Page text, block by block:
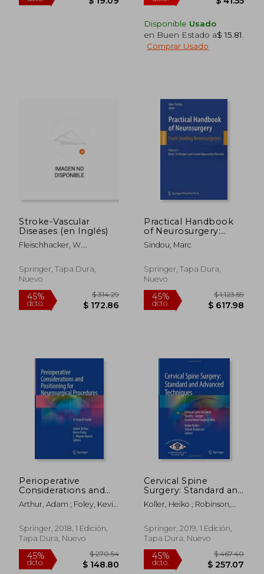
Disponible Usado
en Buen Estado a$ 15.81
Comprar Usado
Stroke-Vascular
Diseases (en Inglés)
Fleischhacker, W.
Springer, Tapa Dura,
Nuevo
45%
dcto. $ 172.86
Practical Handbook
of Neurosurgery:
From Leading
Neurosurgeons (en
Sindou, Marc
Springer, Tapa Dura,
Nuevo
45%
dcto.
Perioperative
Considerations and
Positioning for
Neurosurgical
Guide (en Inglés)
Arthur, Adam ; Foley, Kevin
Springer, 2018, 1 Edición,
Tapa Dura, Nuevo
Cervical Spine
Surgery: Standard and
Advanced Techniques:
Cervical Spine
Europe Instructional
Surgical Atlas (en
Koller, Heiko ; Robinson,
Alexis
Springer, 2019, 1 Edición,
Tapa Dura, Nuevo